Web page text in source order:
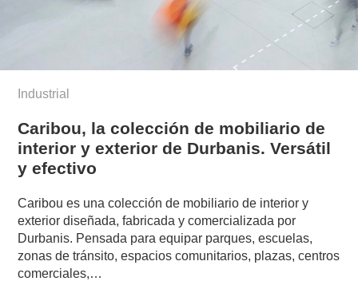
Industrial
Caribou, la colección de mobiliario de
interior y exterior de Durbanis. Versátil
y efectivo
Caribou es una colección de mobiliario de interior y
exterior diseñada, fabricada y comercializada por
Durbanis. Pensada para equipar parques, escuelas,
zonas de tránsito, espacios comunitarios, plazas, centros
comerciales,…